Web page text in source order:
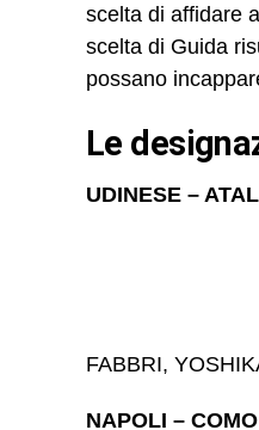
scelta di affidare
scelta di Guida
possano
Le
UDINESE –
FABBRI,
NAPOLI –